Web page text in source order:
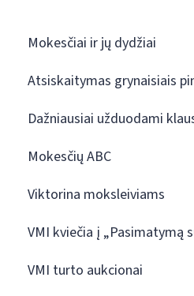
Mokesčiai ir jų dydžiai
Atsiskaitymas grynaisiais
Dažniausiai užduodami
Mokesčių ABC
Viktorina moksleiviams
VMI kviečia į „Pasimatymą
VMI turto aukcionai